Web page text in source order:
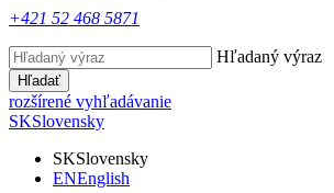
+421 52 468 5871
Hľadaný výraz
Hľadať
rozšírené vyhľadávanie
SKSlovensky
SKSlovensky
ENEnglish